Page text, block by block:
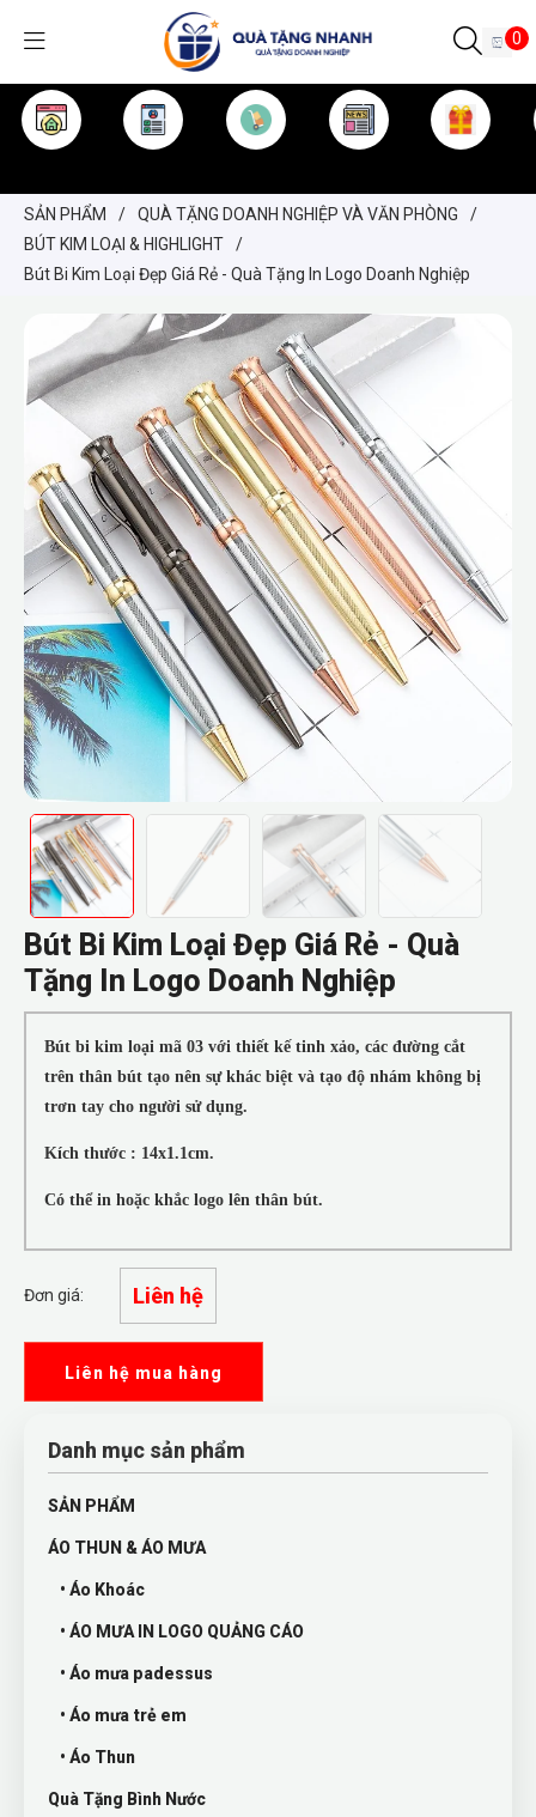
0
SẢN PHẨM / QUÀ TẶNG DOANH NGHIỆP VÀ VĂN PHÒNG
/
BÚT KIM LOẠI & HIGHLIGHT
/
Bút Bi Kim Loại Đẹp Giá Rẻ - Quà Tặng In Logo Doanh Nghiệp
Bút Bi Kim Loại Đẹp Giá Rẻ - Quà
Tặng In Logo Doanh Nghiệp
Bút bi kim loại mã 03 với thiết kế tinh xảo, các đường cắt
trên thân bút tạo nên sự khác biệt và tạo độ nhám không bị
trơn tay cho người sử dụng.
Kích thước : 14x1.1cm.
Có thể in hoặc khắc logo lên thân bút.
Đơn giá: Liên hệ
Liên hệ mua hàng
Danh mục sản phẩm
SẢN PHẨM
ÁO THUN & ÁO MƯA
• Áo Khoác
• ÁO MƯA IN LOGO QUẢNG CÁO
• Áo mưa padessus
• Áo mưa trẻ em
• Áo Thun
Quà Tặng Bình Nước